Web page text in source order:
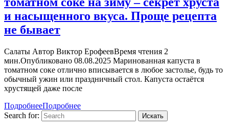
и насыщенного вкуса. Проще рецепта
не бывает
Салаты Автор Виктор ЕрофеевВремя чтения 2
мин.Опубликовано 08.08.2025 Маринованная капуста в
томатном соке отлично вписывается в любое застолье, будь то
обычный ужин или праздничный стол. Капуста остаётся
хрустящей даже после
ПодробнееПодробнее
Search for: